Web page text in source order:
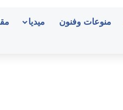
منوعات وفنون ميديا